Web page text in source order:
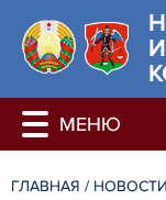
ГЛАВНАЯ / НОВОСТИ